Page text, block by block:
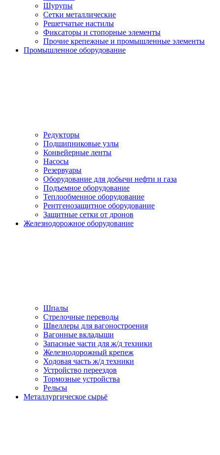
Шурупы
Сетки металлические
Решетчатые настилы
Фиксаторы и стопорные элементы
Прочие крепежные и промышленные элементы
Промышленное оборудование
Редукторы
Подшипниковые узлы
Конвейерные ленты
Насосы
Резервуары
Оборудование для добычи нефти и газа
Подъемное оборудование
Теплообменное оборудование
Рентгенозащитное оборудование
Защитные сетки от дронов
Железнодорожное оборудование
Шпалы
Стрелочные переводы
Швеллеры для вагоностроения
Вагонные вкладыши
Запасные части для ж/д техники
Железнодорожный крепеж
Ходовая часть ж/д техники
Устройство переездов
Тормозные устройства
Рельсы
Металлургическое сырьё